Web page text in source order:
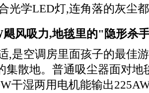
光学LED灯,连角落的灰尘
飓风吸力,地毯里的"隐形杀
,是空调房里面孩子的最佳
集散地。普通吸尘器面对
干湿两用电机能输出